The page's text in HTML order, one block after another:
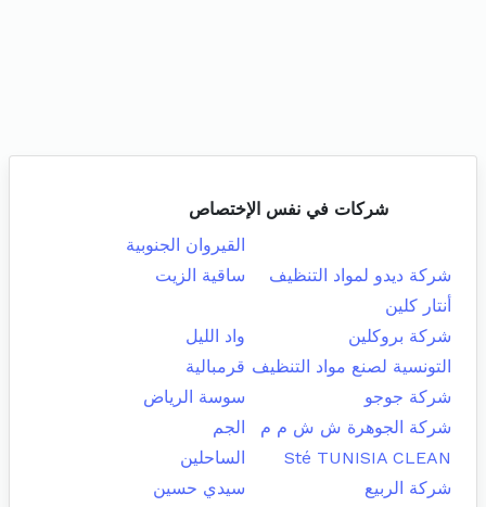
شركات في نفس الإختصاص
القيروان الجنوبية
شركة ديدو لمواد التنظيف
ساقية الزيت
أنتار كلين
شركة بروكلين
واد الليل
التونسية لصنع مواد التنظيف قرمبالية
شركة جوجو
سوسة الرياض
شركة الجوهرة ش ش م م
الجم
Sté TUNISIA CLEAN
الساحلين
شركة الربيع
سيدي حسين